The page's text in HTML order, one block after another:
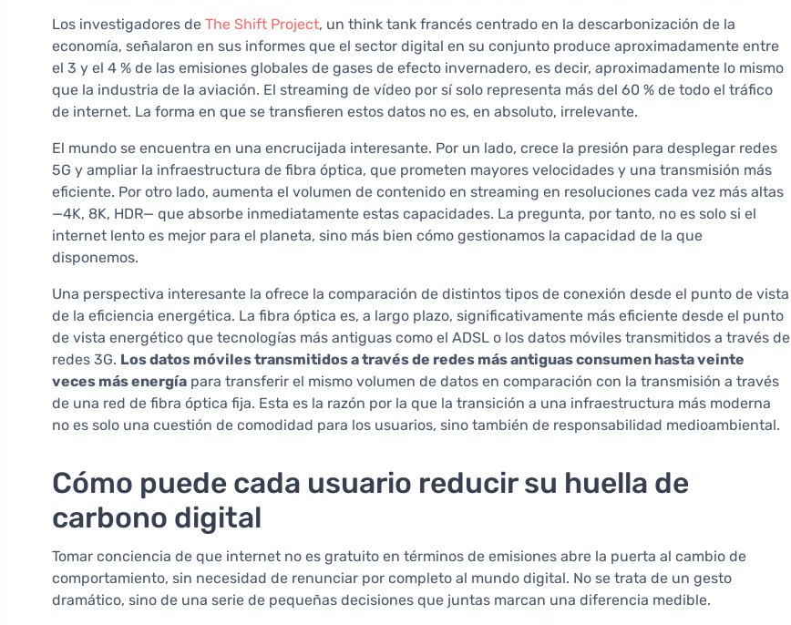
Los investigadores de The Shift Project, un think tank francés centrado en la descarbonización de la
economía, señalaron en sus informes que el sector digital en su conjunto produce aproximadamente entre
el 3 y el 4 % de las emisiones globales de gases de efecto invernadero, es decir, aproximadamente lo mismo
que la industria de la aviación. El streaming de vídeo por sí solo representa más del 60 % de todo el tráfico
de internet. La forma en que se transfieren estos datos no es, en absoluto, irrelevante.
El mundo se encuentra en una encrucijada interesante. Por un lado, crece la presión para desplegar redes
5G y ampliar la infraestructura de fibra óptica, que prometen mayores velocidades y una transmisión más
eficiente. Por otro lado, aumenta el volumen de contenido en streaming en resoluciones cada vez más altas
—4K, 8K, HDR— que absorbe inmediatamente estas capacidades. La pregunta, por tanto, no es solo si el
internet lento es mejor para el planeta, sino más bien cómo gestionamos la capacidad de la que
disponemos.
Una perspectiva interesante la ofrece la comparación de distintos tipos de conexión desde el punto de vista
de la eficiencia energética. La fibra óptica es, a largo plazo, significativamente más eficiente desde el punto
de vista energético que tecnologías más antiguas como el ADSL o los datos móviles transmitidos a través de
redes 3G. Los datos móviles transmitidos a través de redes más antiguas consumen hasta veinte
veces más energía para transferir el mismo volumen de datos en comparación con la transmisión a través
de una red de fibra óptica fija. Esta es la razón por la que la transición a una infraestructura más moderna
no es solo una cuestión de comodidad para los usuarios, sino también de responsabilidad medioambiental.
Cómo puede cada usuario reducir su huella de
carbono digital
Tomar conciencia de que internet no es gratuito en términos de emisiones abre la puerta al cambio de
comportamiento, sin necesidad de renunciar por completo al mundo digital. No se trata de un gesto
dramático, sino de una serie de pequeñas decisiones que juntas marcan una diferencia medible.